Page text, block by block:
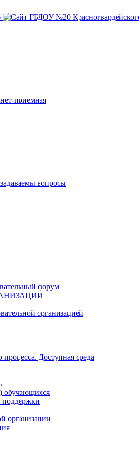
приемная
вопросы
форум
организацией
Доступная среда
обучающихся
организации